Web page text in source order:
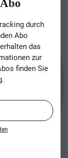
durch
Abo
das
zur
finden Sie
.